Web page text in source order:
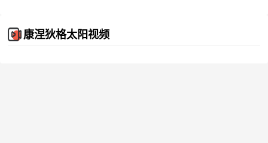
康涅狄格太阳视频